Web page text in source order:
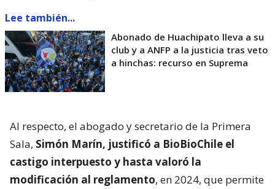
Lee también...
Abonado de Huachipato lleva a su
club y a ANFP a la justicia tras veto
a hinchas: recurso en Suprema
Al respecto, el abogado y secretario de la Primera
Sala, Simón Marín, justificó a BioBioChile el
castigo interpuesto y hasta valoró la
modificación al reglamento, en 2024, que permite